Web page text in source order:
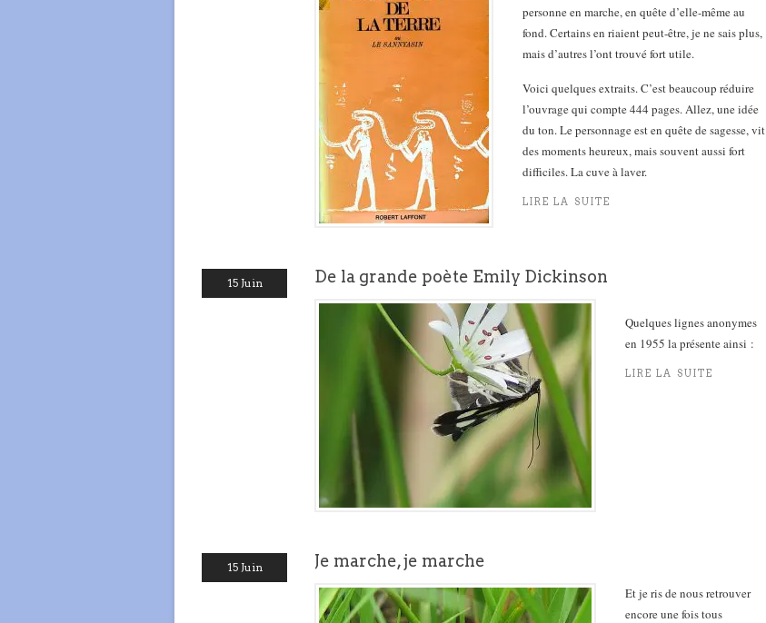
personne en marche, en quête d’elle-même au
fond. Certains en riaient peut-être, je ne sais plus,
mais d’autres l’ont trouvé fort utile.
Voici quelques extraits. C’est beaucoup réduire
l’ouvrage qui compte 444 pages. Allez, une idée
du ton. Le personnage est en quête de sagesse, vit
des moments heureux, mais souvent aussi fort
difficiles. La cuve à laver.
LIRE LA SUITE
15 Juin De la grande poète Emily Dickinson
Quelques lignes anonymes
en 1955 la présente ainsi :
LIRE LA SUITE
15 Juin Je marche, je marche
Et je ris de nous retrouver
encore une fois tous